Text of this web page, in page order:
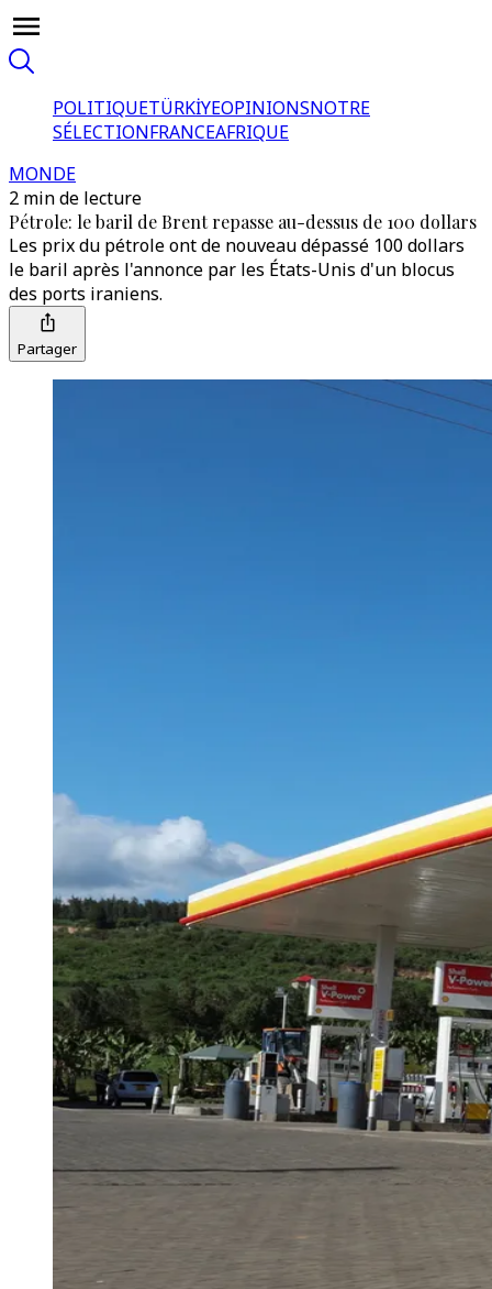
POLITIQUETÜRKİYEOPINIONSNOTRE
SÉLECTIONFRANCEAFRIQUE
MONDE
2 min de lecture
Pétrole: le baril de Brent repasse au-dessus de 100 dollars
Les prix du pétrole ont de nouveau dépassé 100 dollars
le baril après l'annonce par les États-Unis d'un blocus
des ports iraniens.
Partager